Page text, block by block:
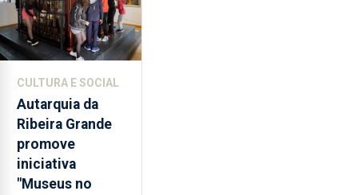
euros
e
abrange
respostas
habitacionais,
anunciou
o
Governo
Regional.
CULTURA E SOCIAL
Autarquia da
Ribeira Grande
promove
iniciativa
"Museus no